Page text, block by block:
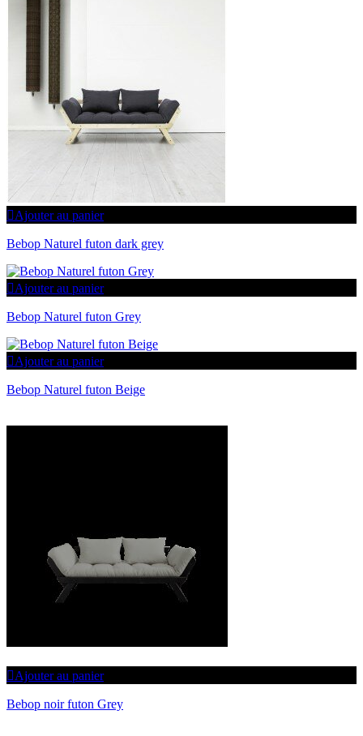
Ajouter au panier
Bebop Naturel futon dark grey
Ajouter au panier
Bebop Naturel futon Grey
Ajouter au panier
Bebop Naturel futon Beige
Ajouter au panier
Bebop noir futon Grey